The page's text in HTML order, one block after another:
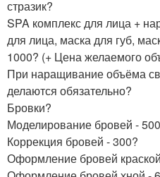
стразик?
SPA комплекс для лица +
для лица, маска для губ,
1000? (+ Цена желаемого
При наращивание объёма
делаются обязательно?
Бровки?
Моделирование бровей -
Коррекция бровей - 300?
Оформление бровей